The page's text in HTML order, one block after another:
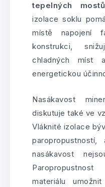
tepelných mostů
izolace soklu
místě napojení
konstrukci,
chladných míst
energetickou
Nasákavost
diskutuje také ve
Vláknité izolace
nasákavost
materiálu